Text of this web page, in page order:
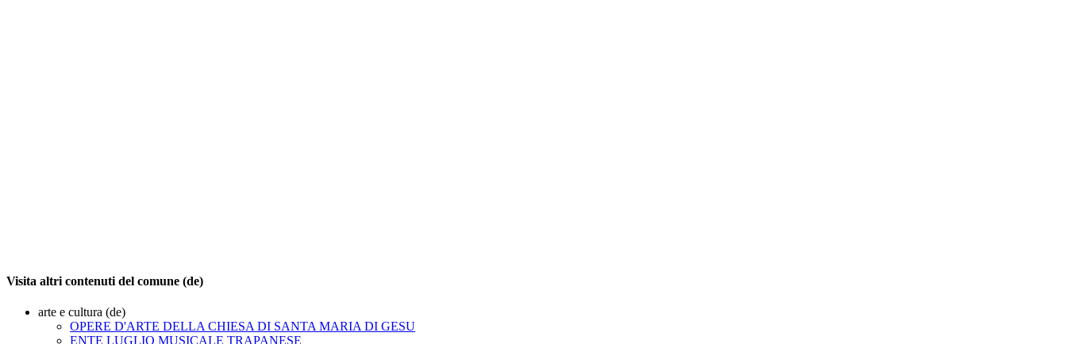
Visita altri contenuti del comune (de)
arte e cultura (de)
OPERE D'ARTE DELLA CHIESA DI SANTA MARIA DI GESU
ENTE LUGLIO MUSICALE TRAPANESE